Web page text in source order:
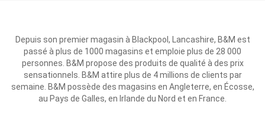
Depuis son premier magasin à Blackpool, Lancashire, B&M est
passé à plus de 1000 magasins et emploie plus de 28 000
personnes. B&M propose des produits de qualité à des prix
sensationnels. B&M attire plus de 4 millions de clients par
semaine. B&M possède des magasins en Angleterre, en Écosse,
au Pays de Galles, en Irlande du Nord et en France.